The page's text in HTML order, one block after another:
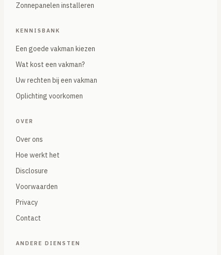
Zonnepanelen installeren
KENNISBANK
Een goede vakman kiezen
Wat kost een vakman?
Uw rechten bij een vakman
Oplichting voorkomen
OVER
Over ons
Hoe werkt het
Disclosure
Voorwaarden
Privacy
Contact
ANDERE DIENSTEN